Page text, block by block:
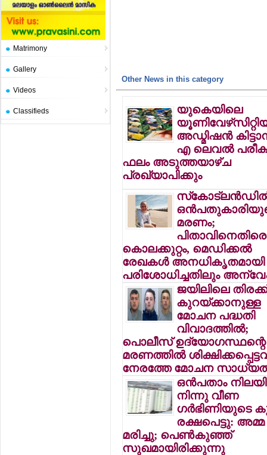
Matrimony
Gallery
Videos
Classifieds
Other News in this category
യുകെയിലെ
അഡ്മിഷന്‍
എ ലെവല്‍
ഫലം അടുത്തയാഴ്ച
പ്രഖ്യാപിക്കും
മരണം;
പിതാവിനെതിരെ
കൊലക്കുറ്റം, മെഡിക്കല്‍
രേഖകള്‍ അനധികൃതമായി
പരിശോധിച്ചതിലും
ജയിലിലെ
കുറയ്ക്കാനുള്ള
മോചന പദ്ധതി
വിവാദത്തില്‍;
പൊലീസ് ഉദ്യോഗസ്ഥന്റെ
മരണത്തില്‍
നേരത്തേ മോചന
ഒന്‍പതാം
നിന്നു വീണ
ഗര്‍ഭിണിയുടെ
രക്ഷപെട്ടു: അമ്മ
മരിച്ചു; പെണ്‍കുഞ്ഞ്
സുഖമായിരിക്കുന്നു